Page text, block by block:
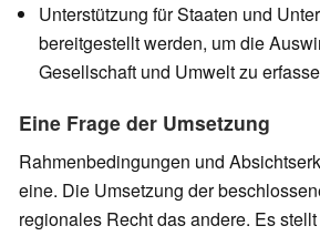
Unterstützung für Staaten und
bereitgestellt werden, um die
Gesellschaft und Umwelt zu
Eine Frage der Umsetzung
Rahmenbedingungen und
eine. Die Umsetzung der
regionales Recht das andere. Es